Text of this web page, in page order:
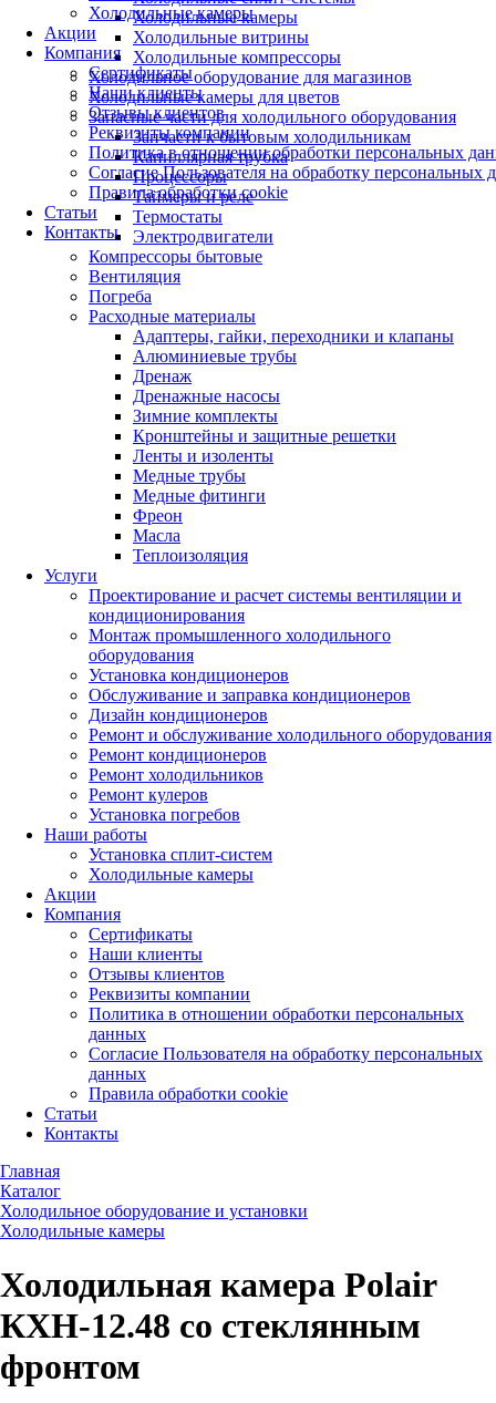
Холодильные камеры
Акции
Компания
Сертификаты
Наши клиенты
Отзывы клиентов
Реквизиты компании
Политика в отношении обработки персональных
Согласие Пользователя на обработку персональных
Правила обработки cookie
Статьи
Контакты
Холодильные камеры
Холодильные витрины
Холодильные компрессоры
Холодильное оборудование для магазинов
Холодильные камеры для цветов
Запасные части для холодильного оборудования
Запчасти к бытовым холодильникам
Капиллярная трубка
Процессоры
Таймеры и реле
Термостаты
Электродвигатели
Компрессоры бытовые
Вентиляция
Погреба
Расходные материалы
Адаптеры, гайки, переходники и клапаны
Алюминиевые трубы
Дренаж
Дренажные насосы
Зимние комплекты
Кронштейны и защитные решетки
Ленты и изоленты
Медные трубы
Медные фитинги
Фреон
Масла
Теплоизоляция
Услуги
Проектирование и расчет системы вентиляции и
кондиционирования
Монтаж промышленного холодильного
оборудования
Установка кондиционеров
Обслуживание и заправка кондиционеров
Дизайн кондиционеров
Ремонт и обслуживание холодильного оборудования
Ремонт кондиционеров
Ремонт холодильников
Ремонт кулеров
Установка погребов
Наши работы
Установка сплит-систем
Холодильные камеры
Акции
Компания
Сертификаты
Наши клиенты
Отзывы клиентов
Реквизиты компании
Политика в отношении обработки персональных
данных
Согласие Пользователя на обработку персональных
данных
Правила обработки cookie
Статьи
Контакты
Главная
Каталог
Холодильное оборудование и установки
Холодильные камеры
Холодильная камера Polair
КХН-12.48 со стеклянным
фронтом